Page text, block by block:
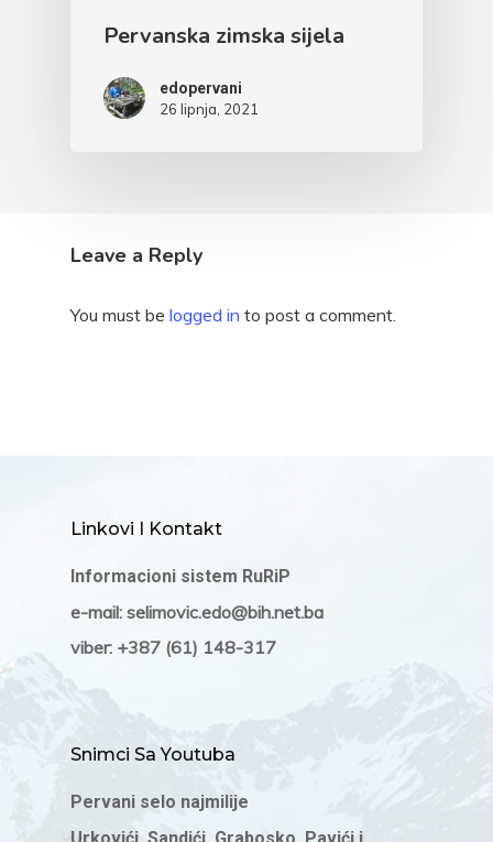
Pervanska zimska sijela
edopervani
26 lipnja, 2021
Leave a Reply
You must be logged in to post a comment.
Linkovi I Kontakt
Informacioni sistem RuRiP
e-mail: selimovic.edo@bih.net.ba
viber: +387 (61) 148-317
Snimci Sa Youtuba
Pervani selo najmilije